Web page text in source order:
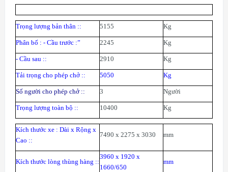
Trọng lượng bản thân :: 5155 Kg
Phân bố : - Cầu trước :” 2245 Kg
- Cầu sau :: 2910 Kg
Tải trọng cho phép chở :: 5050 Kg
Số người cho phép chở :: 3 Người
Trọng lượng toàn bộ :: 10400 Kg
Kích thước xe : Dài x Rộng x
Cao ::
7490 x 2275 x 3030 mm
Kích thước lòng thùng hàng ::
3960 x 1920 x
1660/650
mm